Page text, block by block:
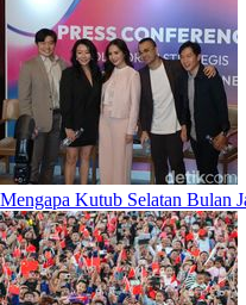
Mengapa Kutub Selatan Bulan